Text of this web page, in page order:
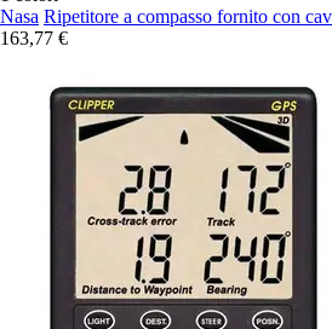
Nasa Ripetitore a compasso fornito con
163,77 €